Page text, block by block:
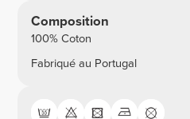
Composition
100% Coton
Fabriqué au Portugal